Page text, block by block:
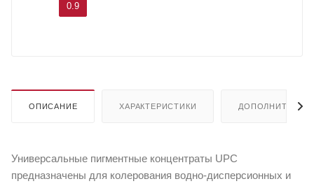
0.9
ОПИСАНИЕ ХАРАКТЕРИСТИКИ
Универсальные пигментные концентраты UPC
предназначены для колерования водно-дисперсионных и